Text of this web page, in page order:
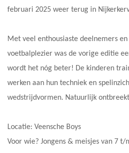
februari 2025 weer terug in
Met veel enthousiaste deelnemers en
voetbalplezier was de vorige editie
wordt het nóg beter! De kinderen
werken aan hun techniek en
wedstrijdvormen. Natuurlijk
Locatie: Veensche Boys
Voor wie? Jongens & meisjes van 7 t/